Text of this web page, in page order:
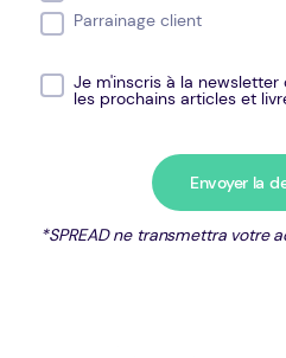
Parrainage client
Je m'inscris à la newsletter
les prochains articles et
*SPREAD ne transmettra votre